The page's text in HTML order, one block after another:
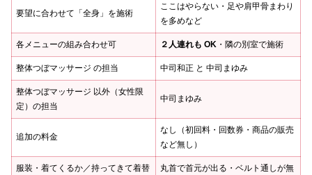
要望に合わせて「全身」を施術
ここはやらない・足や肩甲骨まわり
を多めなど
各メニューの組み合わせ可 ２人連れも OK ・隣の別室で施術
整体つぼマッサージ の担当 中司和正 と 中司まゆみ
整体つぼマッサージ 以外（女性限
定）の担当
中司まゆみ
追加の料金
なし（初回料・回数券・商品の販売
など無し）
服装・着てくるか／持ってきて着替
丸首で首元が出る・ベルト通しが無